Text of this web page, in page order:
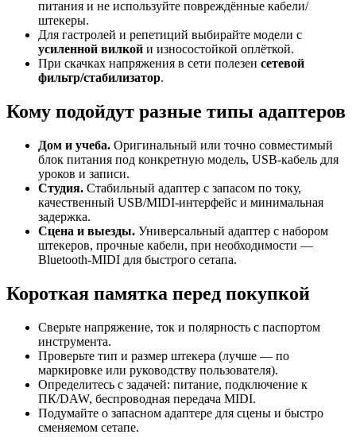
питания и не используйте повреждённые кабели/
штекеры.
Для гастролей и репетиций выбирайте модели с
усиленной вилкой и износостойкой оплёткой.
При скачках напряжения в сети полезен сетевой
фильтр/стабилизатор.
Кому подойдут разные типы адаптеров
Дом и учеба. Оригинальный или точно совместимый
блок питания под конкретную модель, USB-кабель для
уроков и записи.
Студия. Стабильный адаптер с запасом по току,
качественный USB/MIDI-интерфейс и минимальная
задержка.
Сцена и выезды. Универсальный адаптер с набором
штекеров, прочные кабели, при необходимости —
Bluetooth-MIDI для быстрого сетапа.
Короткая памятка перед покупкой
Сверьте напряжение, ток и полярность с паспортом
инструмента.
Проверьте тип и размер штекера (лучше — по
маркировке или руководству пользователя).
Определитесь с задачей: питание, подключение к
ПК/DAW, беспроводная передача MIDI.
Подумайте о запасном адаптере для сцены и быстро
сменяемом сетапе.